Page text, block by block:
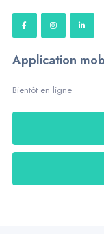
Application
Bientôt en ligne